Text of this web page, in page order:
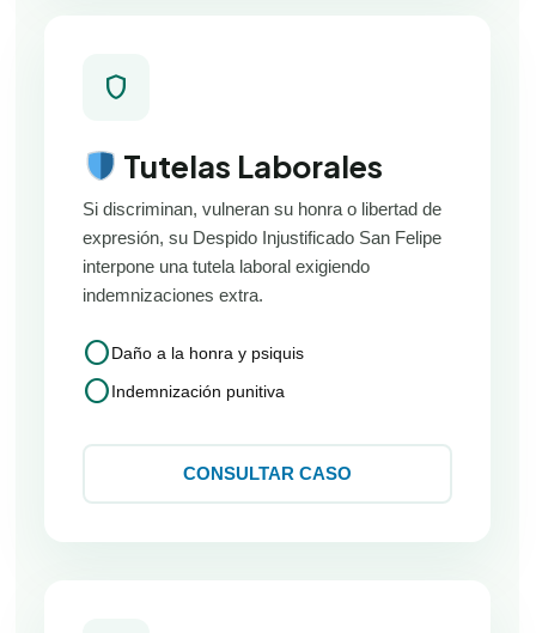
shield
Tutelas Laborales
Si discriminan, vulneran su honra o libertad de
expresión, su Despido Injustificado San Felipe
interpone una tutela laboral exigiendo
indemnizaciones extra.
circleDaño a la honra y psiquis
circleIndemnización punitiva
CONSULTAR CASO